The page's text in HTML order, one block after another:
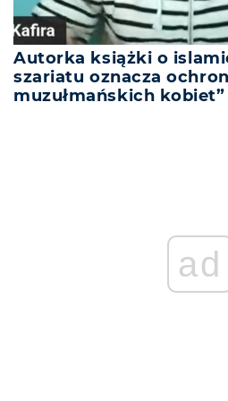
Autorka książki o
szariatu oznacza
muzułmańskich kobiet”
ad